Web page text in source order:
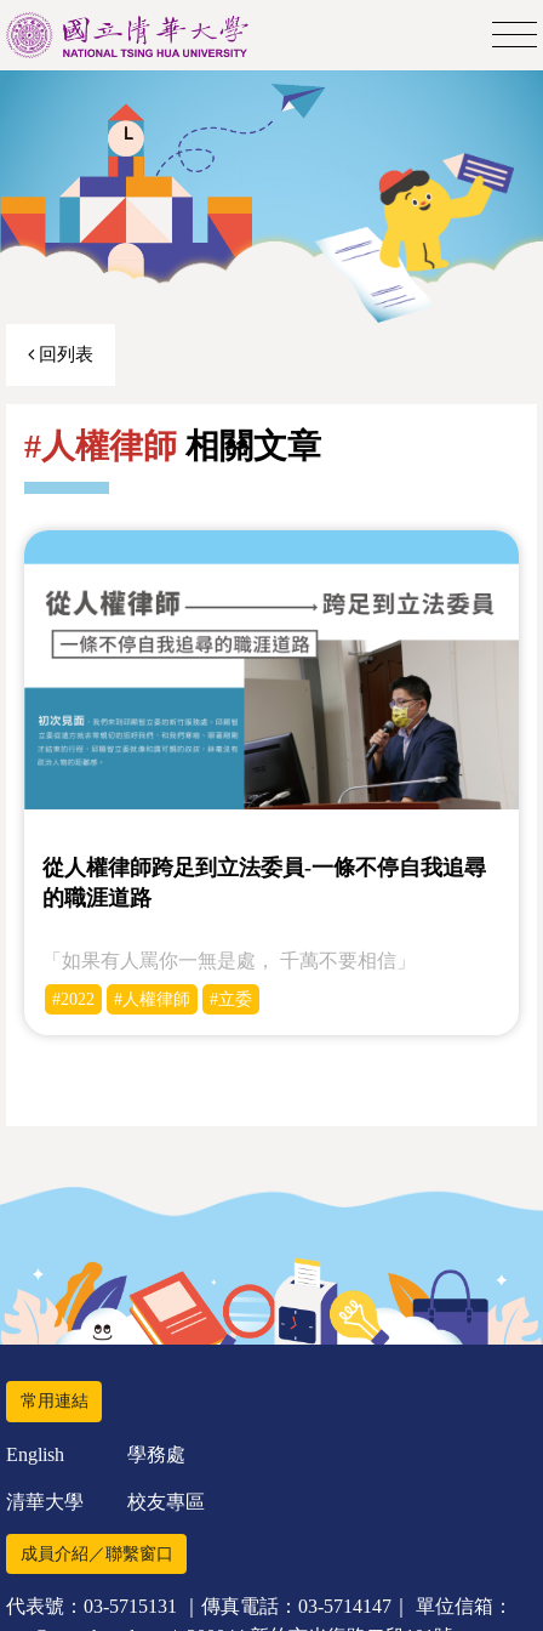
回列表
#人權律師 相關文章
從人權律師跨足到立法委員-一條不停自我追尋
的職涯道路
「如果有人罵你一無是處， 千萬不要相信」
#2022 #人權律師 #立委
常用連結
English 學務處
清華大學 校友專區
成員介紹／聯繫窗口
代表號：03-5715131 ｜傳真電話：03-5714147｜ 單位信箱：